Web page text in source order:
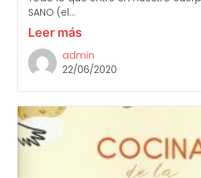
SANO (el...
Leer más
admin
22/06/2020